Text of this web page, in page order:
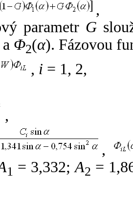
,
parametr G
Φ2(α). Fázovou
, i = 1, 2,
,
,
1 = 3,332;A2 =